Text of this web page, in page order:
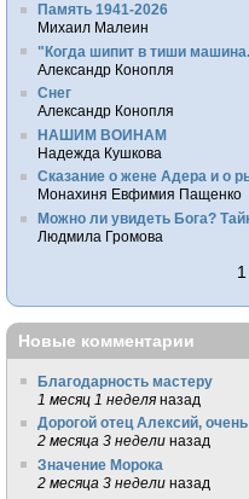
Память 1941-2026
Михаил Малеин
"Когда шипит в тиши
Александр Конопля
Снег
Александр Конопля
НАШИМ ВОИНАМ
Надежда Кушкова
Сказание о жене Адера и о
Монахиня Евфимия Пащенко
Можно ли увидеть Бога?
Людмила Громова
Новые комментарии
Благодарность мастеру
1 месяц 1 неделя назад
Дорогой отец Алексий, очень
2 месяца 3 недели назад
Значение Морока
2 месяца 3 недели назад